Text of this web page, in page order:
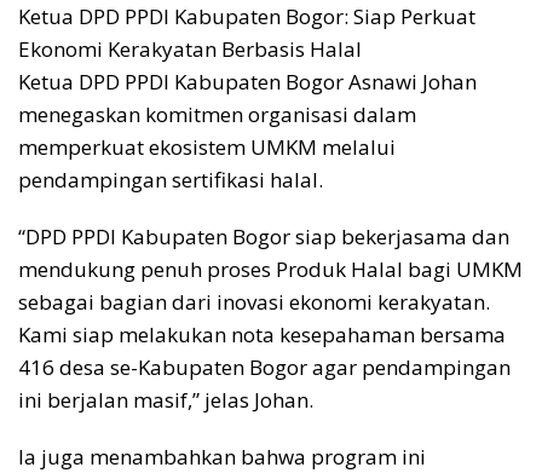
Ketua DPD PPDI Kabupaten Bogor: Siap Perkuat
Ekonomi Kerakyatan Berbasis Halal
Ketua DPD PPDI Kabupaten Bogor Asnawi Johan
menegaskan komitmen organisasi dalam
memperkuat ekosistem UMKM melalui
pendampingan sertifikasi halal.
“DPD PPDI Kabupaten Bogor siap bekerjasama dan
mendukung penuh proses Produk Halal bagi UMKM
sebagai bagian dari inovasi ekonomi kerakyatan.
Kami siap melakukan nota kesepahaman bersama
416 desa se-Kabupaten Bogor agar pendampingan
ini berjalan masif,” jelas Johan.
Ia juga menambahkan bahwa program ini